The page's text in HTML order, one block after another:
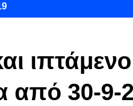
ιπτάμενο
από 30-9-